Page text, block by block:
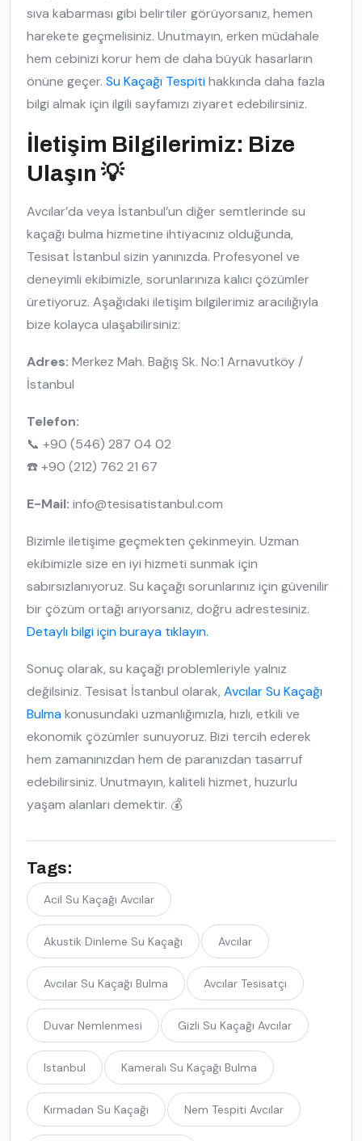
sıva kabarması gibi belirtiler görüyorsanız, hemen
harekete geçmelisiniz. Unutmayın, erken müdahale
hem cebinizi korur hem de daha büyük hasarların
önüne geçer. Su Kaçağı Tespitihakkında daha fazla
bilgi almak için ilgili sayfamızı ziyaret edebilirsiniz.
İletişim Bilgilerimiz: Bize
Ulaşın 💡
Avcılar’da veya İstanbul’un diğer semtlerinde su
kaçağı bulma hizmetine ihtiyacınız olduğunda,
Tesisat İstanbul sizin yanınızda. Profesyonel ve
deneyimli ekibimizle, sorunlarınıza kalıcı çözümler
üretiyoruz. Aşağıdaki iletişim bilgilerimiz aracılığıyla
bize kolayca ulaşabilirsiniz:
Adres: Merkez Mah. Bağış Sk. No:1 Arnavutköy /
İstanbul
Telefon:
📞 +90 (546) 287 04 02
☎️ +90 (212) 762 21 67
E-Mail: info@tesisatistanbul.com
Bizimle iletişime geçmekten çekinmeyin. Uzman
ekibimizle size en iyi hizmeti sunmak için
sabırsızlanıyoruz. Su kaçağı sorunlarınız için güvenilir
bir çözüm ortağı arıyorsanız, doğru adrestesiniz.
Detaylı bilgi için buraya tıklayın.
Sonuç olarak, su kaçağı problemleriyle yalnız
değilsiniz. Tesisat İstanbul olarak, Avcılar Su Kaçağı
Bulmakonusundaki uzmanlığımızla, hızlı, etkili ve
ekonomik çözümler sunuyoruz. Bizi tercih ederek
hem zamanınızdan hem de paranızdan tasarruf
edebilirsiniz. Unutmayın, kaliteli hizmet, huzurlu
yaşam alanları demektir. 💰
Tags:
Acil Su Kaçağı Avcılar
Akustik Dinleme Su Kaçağı Avcılar
Avcılar Su Kaçağı Bulma Avcılar Tesisatçı
Duvar Nemlenmesi Gizli Su Kaçağı Avcılar
Istanbul Kameralı Su Kaçağı Bulma
Kırmadan Su Kaçağı Nem Tespiti Avcılar